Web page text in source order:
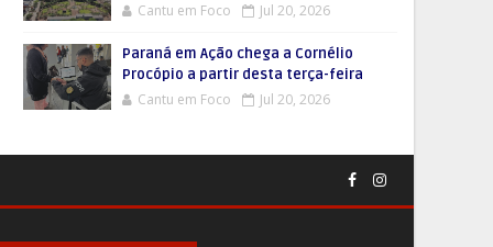
Cantu em Foco Jul 20, 2026
Paraná em Ação chega a Cornélio
Procópio a partir desta terça-feira
Cantu em Foco Jul 20, 2026